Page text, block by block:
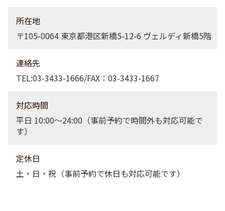
所在地
〒105-0064 東京都港区新橋5-12-6 ヴェルディ新橋5階
連絡先
TEL:03-3433-1666/FAX：03-3433-1667
対応時間
平日 10:00〜24:00（事前予約で時間外も対応可能で
す）
定休日
土・日・祝（事前予約で休日も対応可能です）